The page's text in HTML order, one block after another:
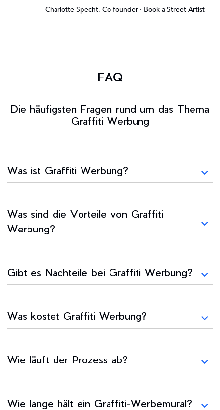
Charlotte Specht, Co-founder · Book a Street Artist
FAQ
Die häufigsten Fragen rund um das Thema
Graffiti Werbung
Was ist Graffiti Werbung?
Was sind die Vorteile von Graffiti
Werbung?
Gibt es Nachteile bei Graffiti Werbung?
Was kostet Graffiti Werbung?
Wie läuft der Prozess ab?
Wie lange hält ein Graffiti-Werbemural?